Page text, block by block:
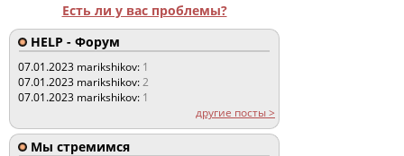
Есть ли у вас проблемы?
HELP - Форум
07.01.2023 marikshikov: 1
07.01.2023 marikshikov:2
07.01.2023 marikshikov: 1
другие посты >
Мы стремимся